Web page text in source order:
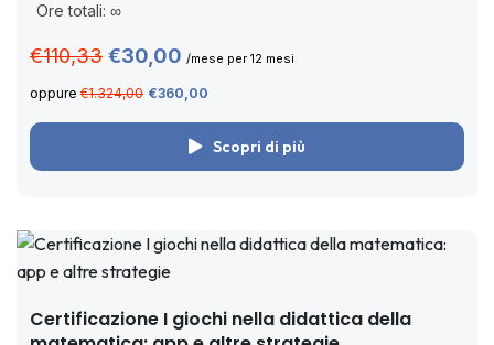
scadenza. Cos’è Paleos 360? Paleos 360...
Ore totali: ∞
€110,33 €30,00 /mese per 12 mesi
oppure €1.324,00 €360,00
Scopri di più
Certificazione I giochi nella didattica della